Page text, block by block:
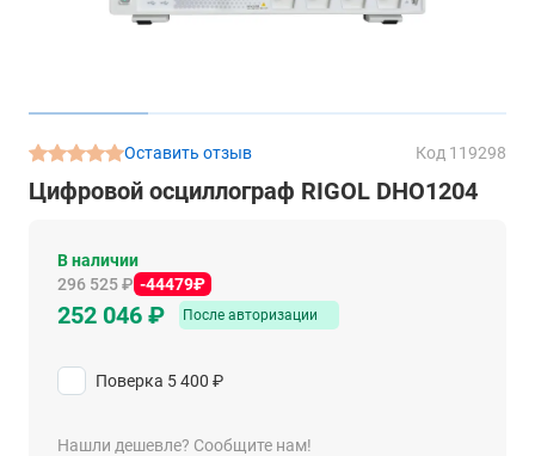
Оставить отзыв Код 119298
Цифровой осциллограф RIGOL DHO1204
В наличии
296 525 ₽ -44479₽
252 046 ₽ После авторизации
Поверка 5 400 ₽
Нашли дешевле? Сообщите нам!